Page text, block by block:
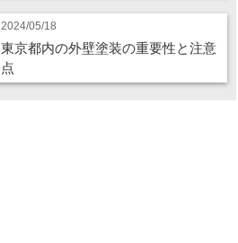
2024/05/18
東京都内の外壁塗装の重要性と注意
点